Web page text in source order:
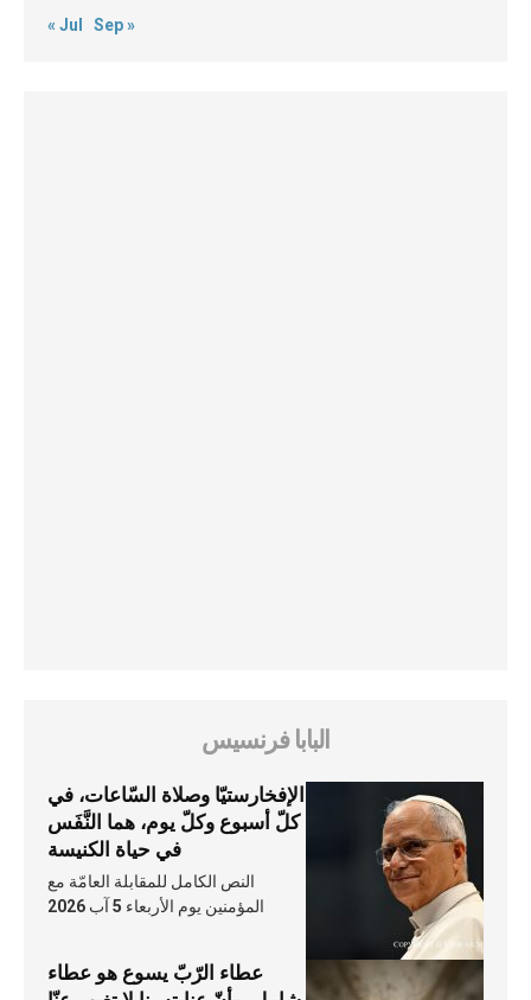
« Jul Sep »
البابا فرنسيس
الإفخارستيّا وصلاة السّاعات، في
كلّ أسبوع وكلّ يوم، هما النَّفَس
في حياة الكنيسة
النص الكامل للمقابلة العامّة مع
المؤمنين يوم الأربعاء 5 آب 2026
عطاء الرّبّ يسوع هو عطاء